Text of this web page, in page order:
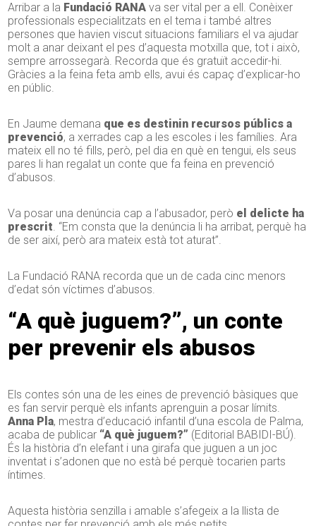
Arribar a la Fundació RANA va ser vital per a ell. Conèixer
professionals especialitzats en el tema i també altres
persones que havien viscut situacions familiars el va ajudar
molt a anar deixant el pes d’aquesta motxilla que, tot i això,
sempre arrossegarà. Recorda que és gratuït accedir-hi.
Gràcies a la feina feta amb ells, avui és capaç d’explicar-ho
en públic.
En Jaume demana que es destinin recursos públics a
prevenció, a xerrades cap a les escoles i les famílies. Ara
mateix ell no té fills, però, pel dia en què en tengui, els seus
pares li han regalat un conte que fa feina en prevenció
d’abusos.
Va posar una denúncia cap a l’abusador, però el delicte ha
prescrit. “Em consta que la denúncia li ha arribat, perquè ha
de ser així, però ara mateix està tot aturat”.
La Fundació RANA recorda que un de cada cinc menors
d’edat són víctimes d’abusos.
“A què juguem?”, un conte
per prevenir els abusos
Els contes són una de les eines de prevenció bàsiques que
es fan servir perquè els infants aprenguin a posar límits.
Anna Pla, mestra d’educació infantil d’una escola de Palma,
acaba de publicar “A què juguem?” (Editorial BABIDI-BÚ).
És la història d’n elefant i una girafa que juguen a un joc
inventat i s’adonen que no està bé perquè tocarien parts
íntimes.
Aquesta història senzilla i amable s’afegeix a la llista de